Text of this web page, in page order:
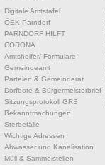
Digitale Amtstafel
ÖEK Parndorf
PARNDORF HILFT
CORONA
Amtshelfer/ Formulare
Gemeindeamt
Parteien & Gemeinderat
Dorfbote & Bürgermeisterbrief
Sitzungsprotokoll GRS
Bekanntmachungen
Sterbefälle
Wichtige Adressen
Abwasser und Kanalisation
Müll & Sammelstellen